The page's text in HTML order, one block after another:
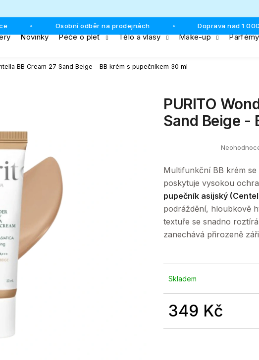
Osobní odběr na prodejnách Doprava nad 1 000
Novinky Péče o pleť Tělo a vlasy Make-up Parfémy
BB Cream 27 Sand Beige - BB krém s pupečníkem 30 ml
je
z
5
hvězdiček.
PURITO
Sand Beige -
Multifunkční BB krém
poskytuje vysokou
pupečník asijský
podráždění, hloubkově
textuře se snadno
zanechává přirozeně
Skladem
349 Kč